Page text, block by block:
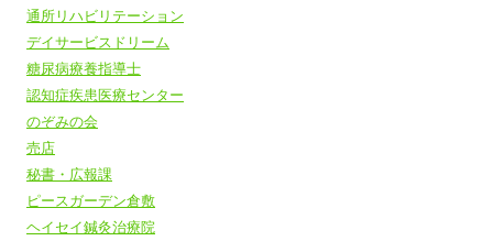
通所リハビリテーション
デイサービスドリーム
糖尿病療養指導士
認知症疾患医療センター
のぞみの会
売店
秘書・広報課
ピースガーデン倉敷
ヘイセイ鍼灸治療院